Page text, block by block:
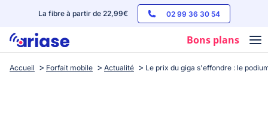
La fibre à partir de 22,99€ 02 99 36 30 54
Bons plans
Box internet
Accueil Forfait mobile Actualité Le prix du giga s'effondre : le